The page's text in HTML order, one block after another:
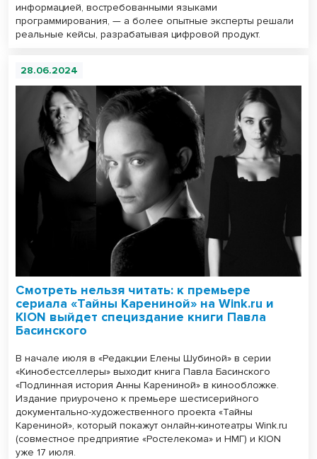
информацией, востребованными языками
программирования, — а более опытные эксперты решали
реальные кейсы, разрабатывая цифровой продукт.
28.06.2024
Смотреть нельзя читать: к премьере
сериала «Тайны Карениной» на Wink.ru и
KION выйдет специздание книги Павла
Басинского
В начале июля в «Редакции Елены Шубиной» в серии
«Кинобестселлеры» выходит книга Павла Басинского
«Подлинная история Анны Карениной» в кинообложке.
Издание приурочено к премьере шестисерийного
документально-художественного проекта «Тайны
Карениной», который покажут онлайн-кинотеатры Wink.ru
(совместное предприятие «Ростелекома» и НМГ) и KION
уже 17 июля.